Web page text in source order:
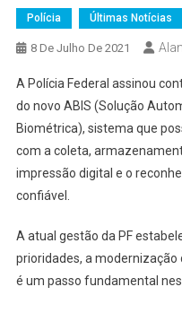
Polícia Últimas Notícias
8 De Julho De 2021
A Polícia Federal assinou
do novo ABIS (Solução
Biométrica), sistema que
com a coleta,
impressão digital e o
confiável.
A atual gestão da PF
prioridades, a modernização
é um passo fundamental